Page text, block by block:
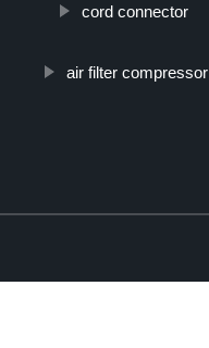
cord connector
air filter compressor